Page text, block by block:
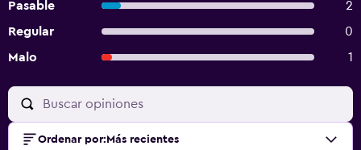
Pasable
2
Regular
0
Malo
1
Ordenar por: Más recientes